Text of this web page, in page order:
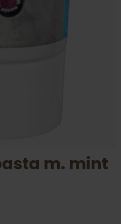
m. mint